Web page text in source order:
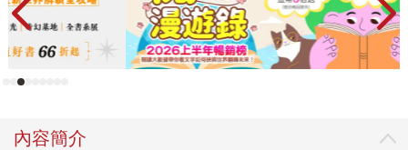
內容簡介